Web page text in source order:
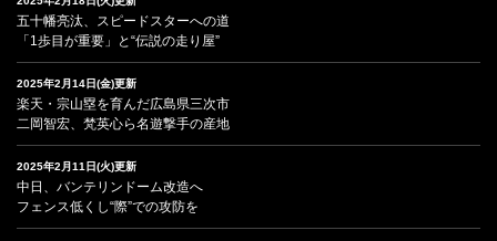
五十幡亮汰、スピードスターへの道
「1歩目が重要」と“伝説の走り屋”
2025年2月14日(金)更新
楽天・宗山塁を育んだ広島県三次市
二岡智宏、梵英心ら名遊撃手の産地
2025年2月11日(火)更新
中日、バンテリンドーム改造へ
フェンス低くし“際”での攻防を